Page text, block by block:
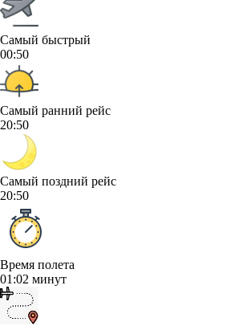
Самый быстрый
00:50
Самый ранний рейс
20:50
Самый поздний рейс
20:50
Время полета
01:02 минут